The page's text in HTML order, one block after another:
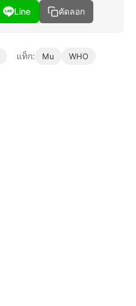
Line คัดลอก
แท็ก: Mu
WHO